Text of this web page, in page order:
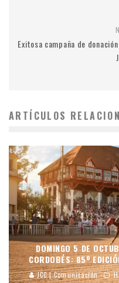
Exitosa campaña de
ARTÍCULOS
DOMINGO 5 DE
CORDOBÉS: 85º
JCC | Comunicación